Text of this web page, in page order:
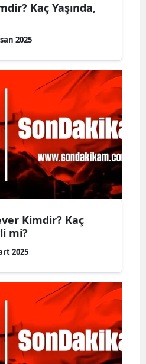
Kaç Yaşında,
2025
Kimdir? Kaç
mi?
2025